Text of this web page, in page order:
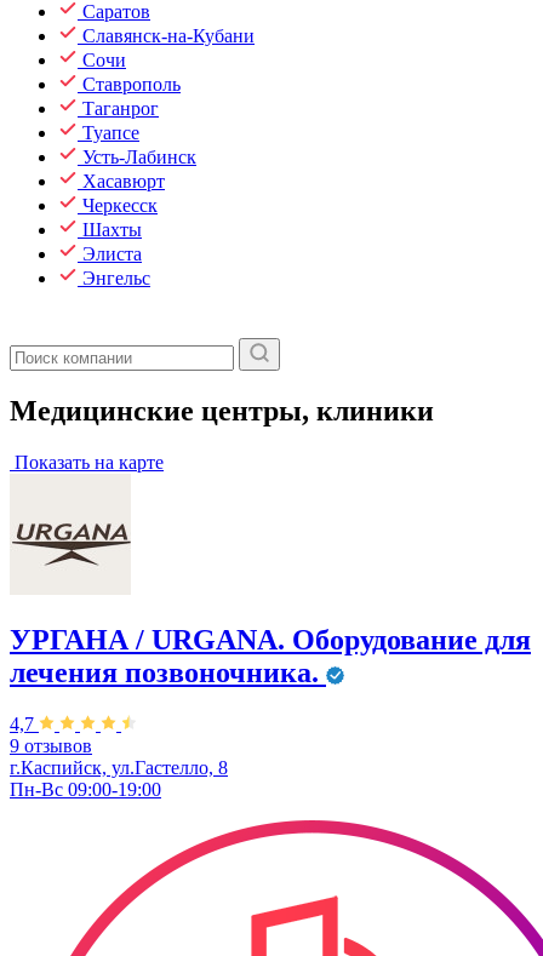
Саратов
Славянск-на-Кубани
Сочи
Ставрополь
Таганрог
Туапсе
Усть-Лабинск
Хасавюрт
Черкесск
Шахты
Элиста
Энгельс
Медицинские центры, клиники
Показать на карте
УРГАНА / URGANA. Оборудование для
лечения позвоночника.
4,7
9 отзывов
г.Каспийск, ул.Гастелло, 8
Пн-Вс 09:00-19:00